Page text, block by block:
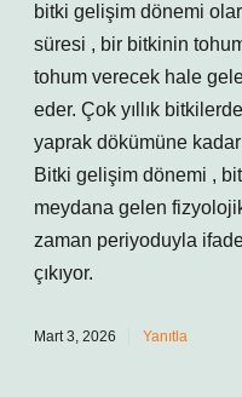
bitki gelişim dönemi
süresi , bir bitkinin
tohum verecek hale
eder. Çok yıllık
yaprak dökümüne kadar
Bitki gelişim dönemi ,
meydana gelen
zaman periyoduyla
çıkıyor.
Mart 3, 2026 Yanıtla